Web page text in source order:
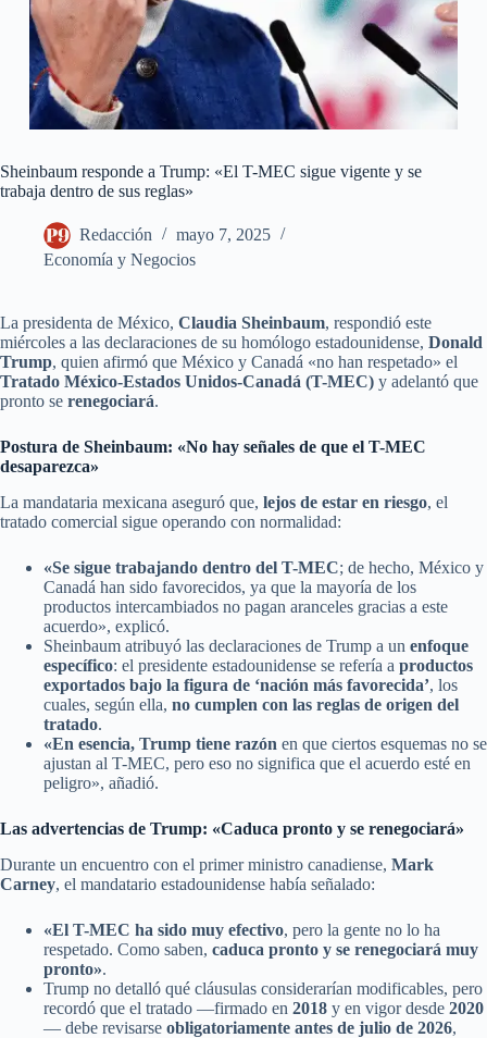
Sheinbaum responde a Trump: «El T-MEC sigue vigente y se
trabaja dentro de sus reglas»
Redacción
mayo 7, 2025
Economía y Negocios
La presidenta de México, Claudia Sheinbaum, respondió este
miércoles a las declaraciones de su homólogo estadounidense, Donald
Trump, quien afirmó que México y Canadá «no han respetado» el
Tratado México-Estados Unidos-Canadá (T-MEC) y adelantó que
pronto se renegociará.
Postura de Sheinbaum: «No hay señales de que el T-MEC
desaparezca»
La mandataria mexicana aseguró que, lejos de estar en riesgo, el
tratado comercial sigue operando con normalidad:
«Se sigue trabajando dentro del T-MEC; de hecho, México y
Canadá han sido favorecidos, ya que la mayoría de los
productos intercambiados no pagan aranceles gracias a este
acuerdo», explicó.
Sheinbaum atribuyó las declaraciones de Trump a un enfoque
específico: el presidente estadounidense se refería a productos
exportados bajo la figura de ‘nación más favorecida’, los
cuales, según ella, no cumplen con las reglas de origen del
tratado.
«En esencia, Trump tiene razón en que ciertos esquemas no se
ajustan al T-MEC, pero eso no significa que el acuerdo esté en
peligro», añadió.
Las advertencias de Trump: «Caduca pronto y se renegociará»
Durante un encuentro con el primer ministro canadiense, Mark
Carney, el mandatario estadounidense había señalado:
«El T-MEC ha sido muy efectivo, pero la gente no lo ha
respetado. Como saben, caduca pronto y se renegociará muy
pronto».
Trump no detalló qué cláusulas considerarían modificables, pero
recordó que el tratado —firmado en 2018 y en vigor desde 2020
— debe revisarse obligatoriamente antes de julio de 2026,